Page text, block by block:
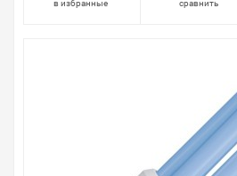
в избранные сравнить